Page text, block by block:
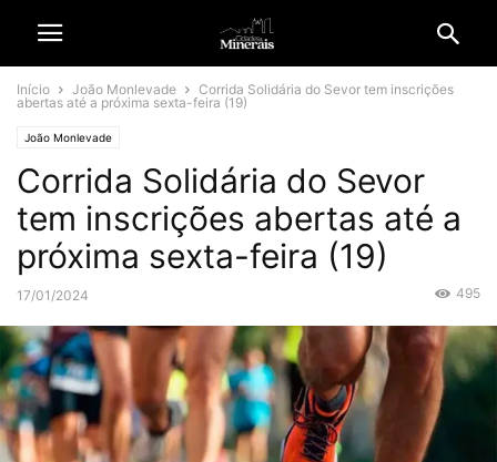
Início João Monlevade
Corrida Solidária do Sevor tem inscrições
abertas até a próxima sexta-feira (19)
João Monlevade
Corrida Solidária do Sevor
tem inscrições abertas até a
próxima sexta-feira (19)
17/01/2024 495